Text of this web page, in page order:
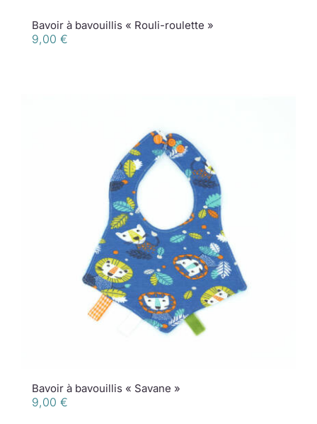
Bavoir à bavouillis « Rouli-roulette »
9,00 €
Bavoir à bavouillis « Savane »
9,00 €